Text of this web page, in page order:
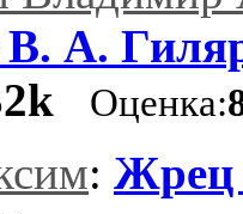
В. А.
Оценка:
: Жрец